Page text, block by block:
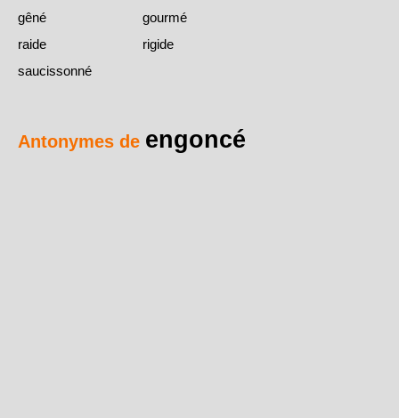
gêné
gourmé
raide
rigide
saucissonné
Antonymes de engoncé